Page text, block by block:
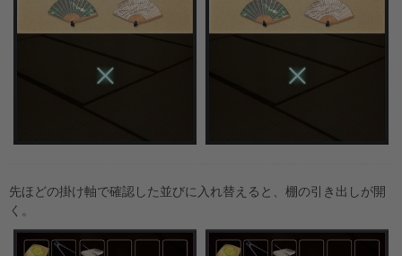
先ほどの掛け軸で確認した並びに入れ替えると、棚の引き出しが開
く。